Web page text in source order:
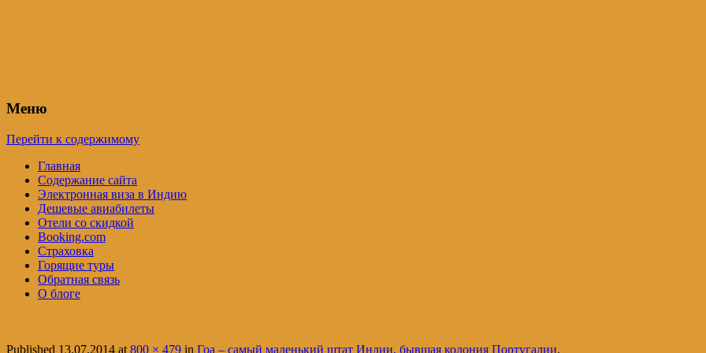
Меню
Перейти к содержимому
Главная
Содержание сайта
Электронная виза в Индию
Дешевые авиабилеты
Отели со скидкой
Booking.com
Страховка
Горящие туры
Обратная связь
О блоге
Published 13.07.2014 at800 × 479 in Гоа – самый маленький штат Индии, бывшая колония Португалии.